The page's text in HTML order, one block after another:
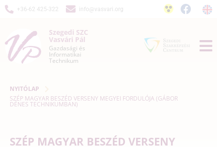
+36-62 425-322 info@vasvari.org
Szegedi SZC
Vasvári Pál
Gazdasági és
Informatikai
Technikum
NYITÓLAP
SZÉP MAGYAR BESZÉD VERSENY MEGYEI FORDULÓJA (GÁBOR
DÉNES TECHNIKUMBAN)
SZÉP MAGYAR BESZÉD VERSENY